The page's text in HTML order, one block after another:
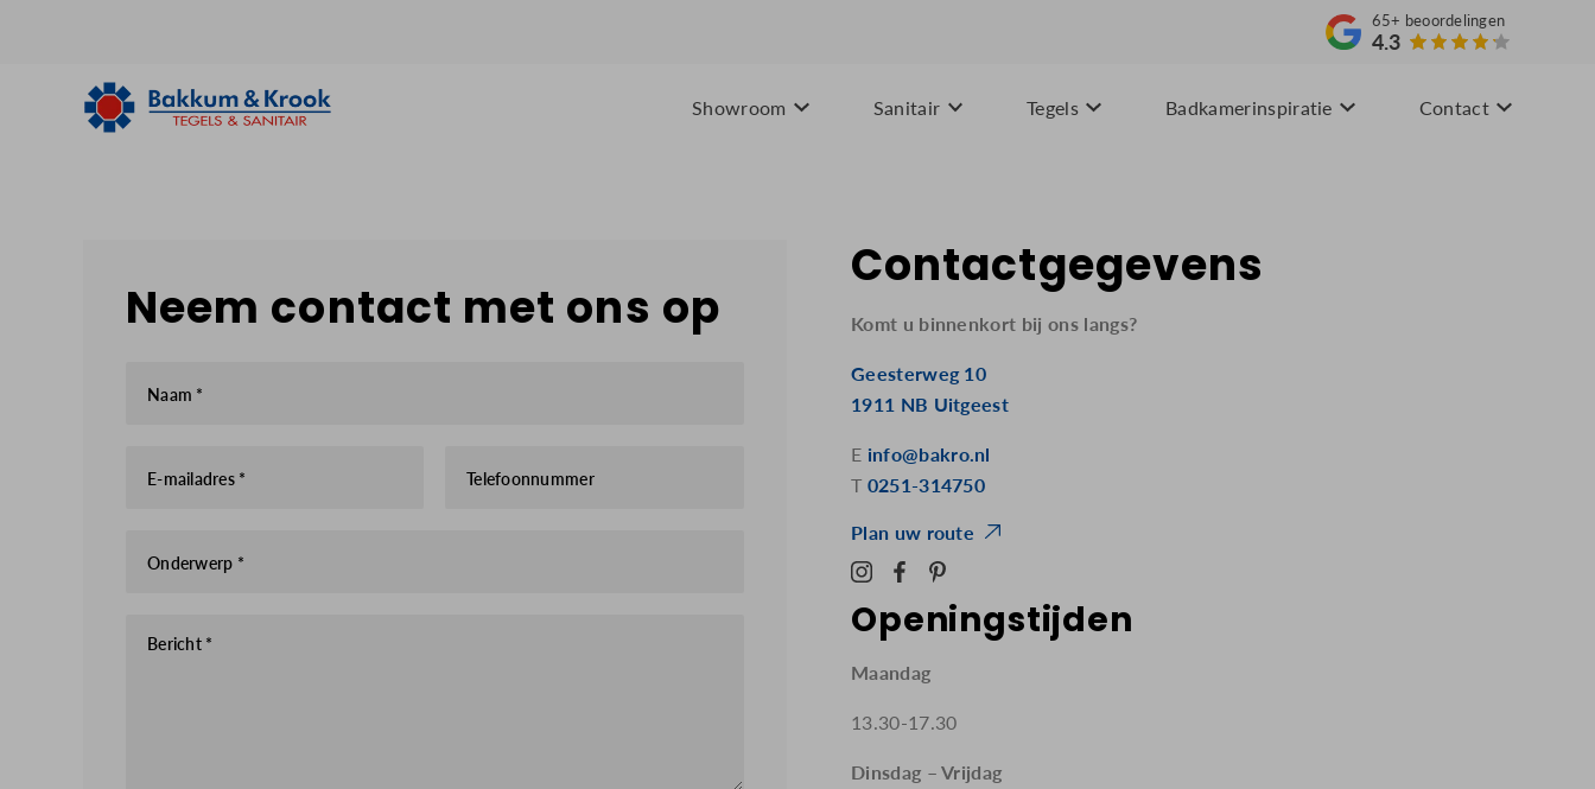
65+ beoordelingen
4.3
Showroom Sanitair Tegels Badkamerinspiratie Contact
Neem contact met ons op
Naam *
E-mailadres * Telefoonnummer
Onderwerp *
Bericht *
Contactgegevens
Komt u binnenkort bij ons langs?
Geesterweg 10
1911 NB Uitgeest
E info@bakro.nl
T 0251-314750
Plan uw route
Openingstijden
Maandag
13.30-17.30
Dinsdag – Vrijdag